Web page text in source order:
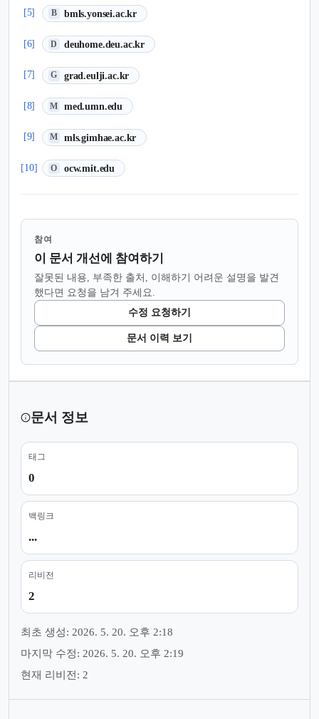
[5] B bmls.yonsei.ac.kr
(새 탭에서 열림)
[6] D deuhome.deu.ac.kr
(새 탭에서 열림)
[7] G grad.eulji.ac.kr
(새 탭에서 열림)
[8] M med.umn.edu
(새 탭에서 열림)
[9] M mls.gimhae.ac.kr
(새 탭에서 열림)
[10] O ocw.mit.edu
(새 탭에서 열림)
참여
이 문서 개선에 참여하기
잘못된 내용, 부족한 출처, 이해하기 어려운 설명을 발견
했다면 요청을 남겨 주세요.
수정 요청하기
문서 이력 보기
문서 정보
태그
0
백링크
...
리비전
2
최초 생성: 2026. 5. 20. 오후 2:18
마지막 수정: 2026. 5. 20. 오후 2:19
현재 리비전: 2